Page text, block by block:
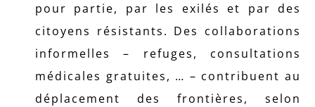
pour partie, par les exilés et par des
citoyens résistants. Des collaborations
informelles – refuges, consultations
médicales gratuites, … – contribuent au
déplacement des frontières, selon